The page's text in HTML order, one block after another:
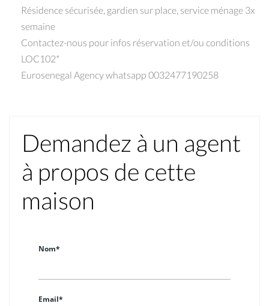
Résidence sécurisée, gardien sur place, service ménage 3x
semaine
Contactez-nous pour infos réservation et/ou conditions
LOC102*
Eurosenegal Agency whatsapp 0032477190258
Demandez à un agent
à propos de cette
maison
Nom*
Email*